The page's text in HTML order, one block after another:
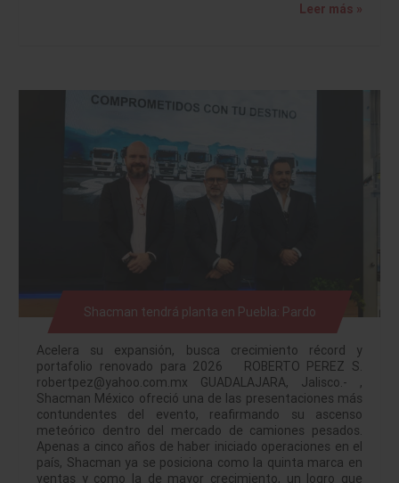
Leer más »
Shacman tendrá planta en Puebla: Pardo
Acelera su expansión, busca crecimiento récord y
portafolio renovado para 2026 ROBERTO PEREZ S.
robertpez@yahoo.com.mx GUADALAJARA, Jalisco.- ,
Shacman México ofreció una de las presentaciones más
contundentes del evento, reafirmando su ascenso
meteórico dentro del mercado de camiones pesados.
Apenas a cinco años de haber iniciado operaciones en el
país, Shacman ya se posiciona como la quinta marca en
ventas y como la de mayor crecimiento, un logro que